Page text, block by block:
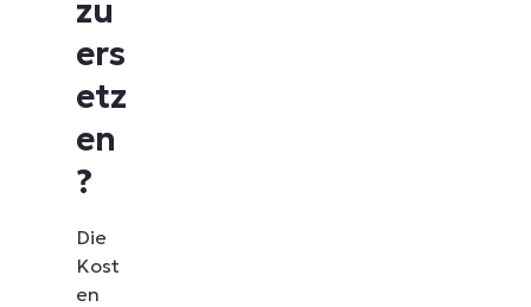
zu
ers
etz
en
?
Die
Kost
en